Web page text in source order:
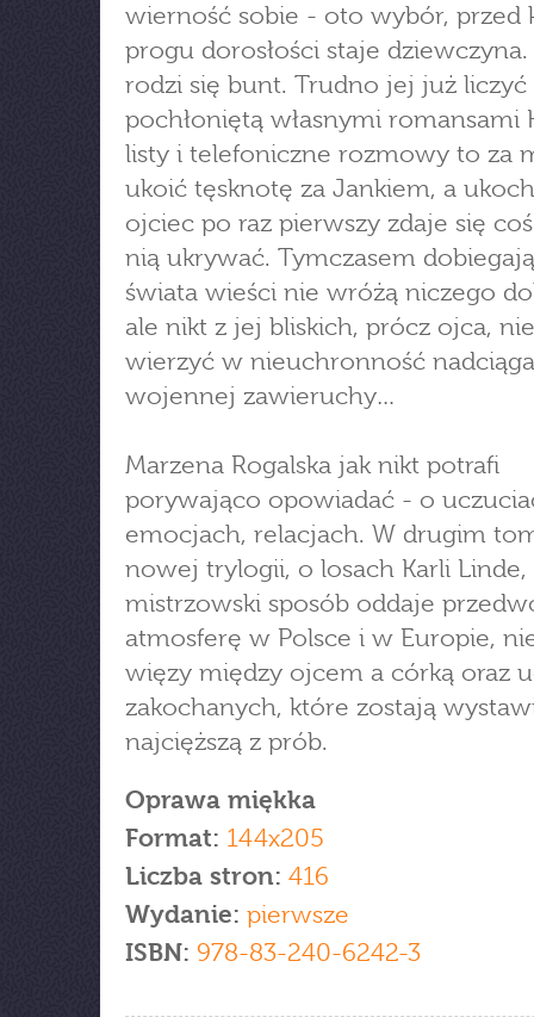
wierność sobie - oto wybór, przed
progu dorosłości staje dziewczyna.
rodzi się bunt. Trudno jej już liczyć
pochłoniętą własnymi romansami
listy i telefoniczne rozmowy to za
ukoić tęsknotę za Jankiem, a
ojciec po raz pierwszy zdaje się
nią ukrywać. Tymczasem
świata wieści nie wróżą niczego
ale nikt z jej bliskich, prócz ojca,
wierzyć w nieuchronność
wojennej zawieruchy…
Marzena Rogalska jak nikt potrafi
porywająco opowiadać - o
emocjach, relacjach. W drugim
nowej trylogii, o losach Karli
mistrzowski sposób oddaje
atmosferę w Polsce i w Europie,
więzy między ojcem a córką oraz
zakochanych, które zostają
najcięższą z prób.
Oprawa miękka
Format: 144x205
Liczba stron: 416
Wydanie: pierwsze
ISBN: 978-83-240-6242-3